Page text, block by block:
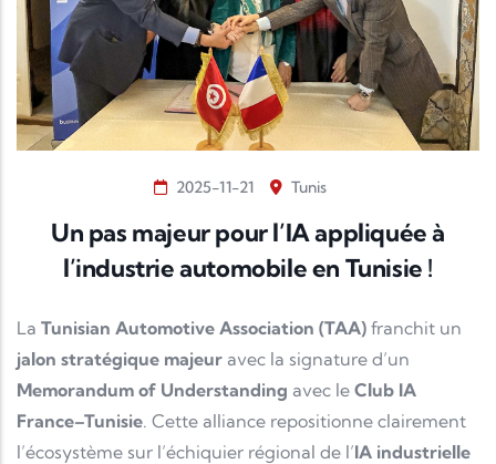
2025-11-21 Tunis
Un pas majeur pour l’IA appliquée à
l’industrie automobile en Tunisie !
La Tunisian Automotive Association (TAA) franchit un
jalon stratégique majeur avec la signature d’un
Memorandum of Understanding avec le Club IA
France–Tunisie. Cette alliance repositionne clairement
l’écosystème sur l’échiquier régional de l’IA industrielle